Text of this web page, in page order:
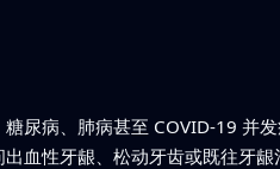
尿病、肺病甚至 COVID-19 并
血性牙龈、松动牙齿或既往牙